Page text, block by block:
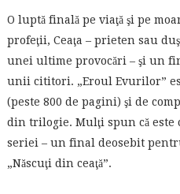
O luptă finală pe viaţă şi pe
profeţii, Ceaţa – prieten sau
unei ultime provocări – şi un
unii cititori. „Eroul Evurilor”
(peste 800 de pagini) şi de
din trilogie. Mulţi spun că este
seriei – un final deosebit
„Născuţi din ceaţă”.